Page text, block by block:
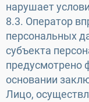
нарушает
8.3. Оператор
персональных
субъекта
предусмотрено
основании
Лицо,